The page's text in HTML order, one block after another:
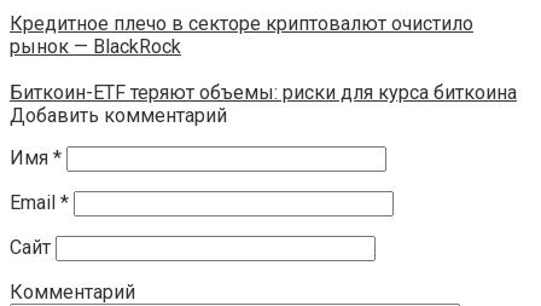
Кредитное плечо в секторе криптовалют очистило
рынок — BlackRock
Биткоин-ETF теряют объемы: риски для курса биткоина
Добавить комментарий
Имя *
Email *
Сайт
Комментарий